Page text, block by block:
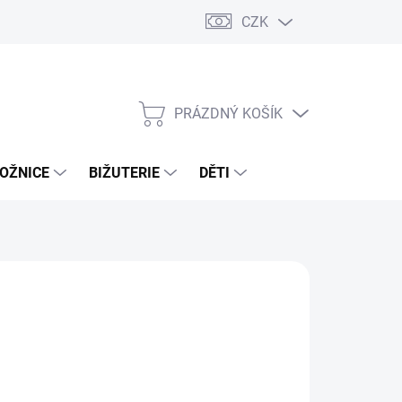
CZK
NÁKUPNÍ
PRÁZDNÝ KOŠÍK
BIŽUTERIE DĚTI